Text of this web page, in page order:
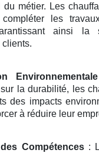
du métier. Les
les
ainsi la
Environnementale
la durabilité, les
des impacts
à réduire leur
Compétences: